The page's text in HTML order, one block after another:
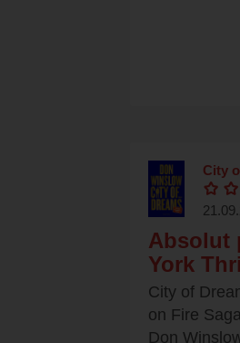
City
Absolut
York
City of
on Fire
Don